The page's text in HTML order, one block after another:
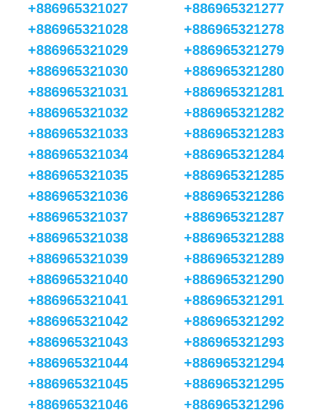
+886965321027
+886965321028
+886965321029
+886965321030
+886965321031
+886965321032
+886965321033
+886965321034
+886965321035
+886965321036
+886965321037
+886965321038
+886965321039
+886965321040
+886965321041
+886965321042
+886965321043
+886965321044
+886965321045
+886965321046
+886965321277
+886965321278
+886965321279
+886965321280
+886965321281
+886965321282
+886965321283
+886965321284
+886965321285
+886965321286
+886965321287
+886965321288
+886965321289
+886965321290
+886965321291
+886965321292
+886965321293
+886965321294
+886965321295
+886965321296